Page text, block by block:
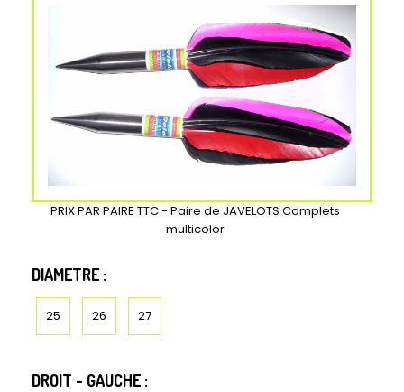
PRIX PAR PAIRE TTC - Paire de JAVELOTS Complets
multicolor
DIAMETRE :
25 26 27
DROIT - GAUCHE :